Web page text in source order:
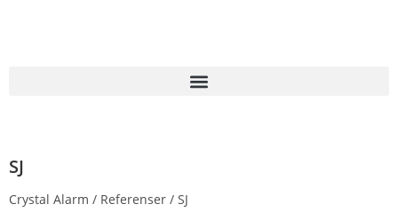
SJ
Crystal Alarm / Referenser / SJ